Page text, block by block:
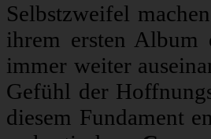
Selbstzweifel
ihrem ersten Album
immer weiter
Gefühl der
diesem Fundament